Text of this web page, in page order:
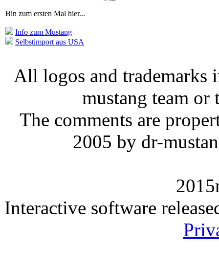
Bin zum ersten Mal hier...
Info zum Mustang
Selbstimport aus USA
All logos and trademarks
mustang team or
The comments are
2005 by dr-
Interactive software